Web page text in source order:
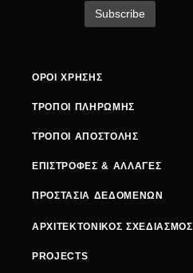
ΟΡΟΙ ΧΡΗΣΗΣ
ΤΡΟΠΟΙ ΠΛΗΡΩΜΗΣ
ΤΡΟΠΟΙ ΑΠΟΣΤΟΛΗΣ
ΕΠΙΣΤΡΟΦΕΣ & ΑΛΛΑΓΕΣ
ΠΡΟΣΤΑΣΙΑ ΔΕΔΟΜΕΝΩΝ
ΑΡΧΙΤΕΚΤΟΝΙΚΟΣ ΣΧΕΔΙΑΣΜΟΣ
PROJECTS